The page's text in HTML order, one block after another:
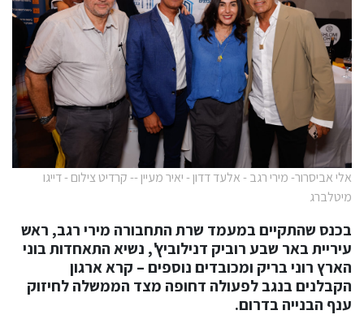
אלי אביסרור- מירי רגב - אלעד דדון - יאיר מעיין -- קרדיט צילום - דייגו
מיטלברג
בכנס שהתקיים במעמד שרת התחבורה מירי רגב, ראש
עיריית באר שבע רוביק דנילוביץ', נשיא התאחדות בוני
הארץ רוני בריק ומכובדים נוספים – קרא ארגון
הקבלנים בנגב לפעולה דחופה מצד הממשלה לחיזוק
ענף הבנייה בדרום.